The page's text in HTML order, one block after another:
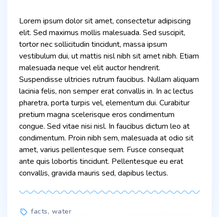
Lorem ipsum dolor sit amet, consectetur adipiscing
elit. Sed maximus mollis malesuada. Sed suscipit,
tortor nec sollicitudin tincidunt, massa ipsum
vestibulum dui, ut mattis nisl nibh sit amet nibh. Etiam
malesuada neque vel elit auctor hendrerit.
Suspendisse ultricies rutrum faucibus. Nullam aliquam
lacinia felis, non semper erat convallis in. In ac lectus
pharetra, porta turpis vel, elementum dui. Curabitur
pretium magna scelerisque eros condimentum
congue. Sed vitae nisi nisl. In faucibus dictum leo at
condimentum. Proin nibh sem, malesuada at odio sit
amet, varius pellentesque sem. Fusce consequat
ante quis lobortis tincidunt. Pellentesque eu erat
convallis, gravida mauris sed, dapibus lectus.
Tagsfacts, water